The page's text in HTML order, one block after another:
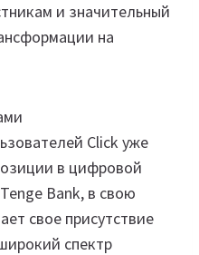
и значительный
на
Click уже
в цифровой
Bank, в свою
свое присутствие
спектр